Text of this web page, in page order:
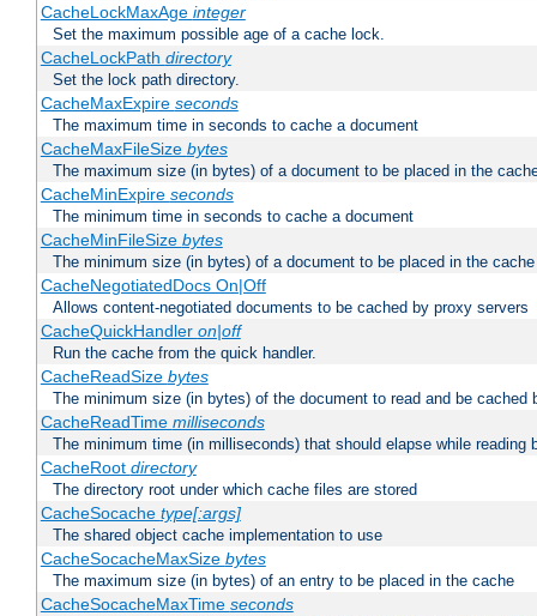
CacheLockMaxAge integer
Set the maximum possible age of a cache lock.
CacheLockPath directory
Set the lock path directory.
CacheMaxExpire seconds
The maximum time in seconds to cache a document
CacheMaxFileSize bytes
The maximum size (in bytes) of a document to be placed in the
CacheMinExpire seconds
The minimum time in seconds to cache a document
CacheMinFileSize bytes
The minimum size (in bytes) of a document to be placed in the cache
CacheNegotiatedDocs On|Off
Allows content-negotiated documents to be cached by proxy servers
CacheQuickHandler on|off
Run the cache from the quick handler.
CacheReadSize bytes
The minimum size (in bytes) of the document to read and be cached
CacheReadTime milliseconds
The minimum time (in milliseconds) that should elapse while reading
CacheRoot directory
The directory root under which cache files are stored
CacheSocache type[:args]
The shared object cache implementation to use
CacheSocacheMaxSize bytes
The maximum size (in bytes) of an entry to be placed in the cache
CacheSocacheMaxTime seconds